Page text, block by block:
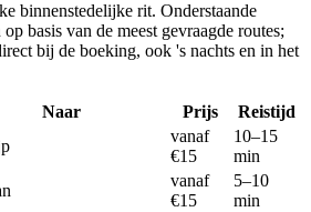
binnenstedelijke rit. Onderstaande
basis van de meest gevraagde routes;
bij de boeking, ook 's nachts en in het
Naar Prijs
Reistijd
vanaf
€15
10–15
min
vanaf
€15
5–10
min